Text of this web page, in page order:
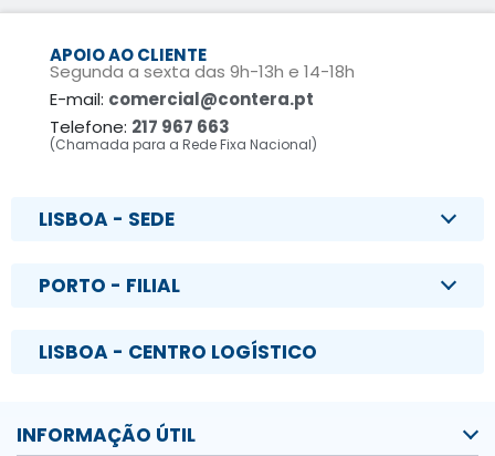
APOIO AO CLIENTE
Segunda a sexta das 9h-13h e 14-18h
E-mail: comercial@contera.pt
Telefone: 217 967 663
(Chamada para a Rede Fixa Nacional)
LISBOA - SEDE
PORTO - FILIAL
LISBOA - CENTRO LOGÍSTICO
INFORMAÇÃO ÚTIL